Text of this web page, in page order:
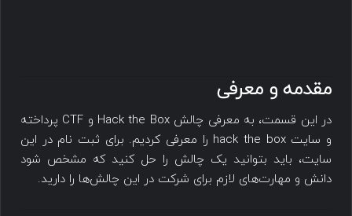
مقدمه و معرفی
در این قسمت، به معرفی چالش Hack the Box و CTF پرداخته
و سایت hack the box را معرفی کردیم. برای ثبت نام در این
سایت، باید بتوانید یک چالش را حل کنید که مشخص شود
دانش و مهارت‌های لازم برای شرکت در این چالش‌ها را دارید.